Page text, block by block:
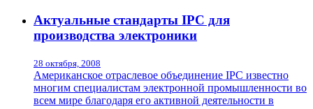
Актуальные стандарты IPC для
производства электроники
28 октября, 2008
Американское отраслевое объединение IPC известно
многим специалистам электронной промышленности во
всем мире благодаря его активной деятельности в